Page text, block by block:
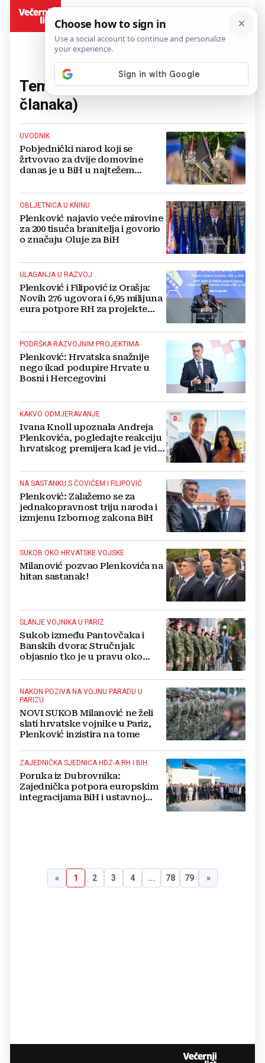
Tema:Andrej Plenković(783
članaka)
UVODNIK
Pobjednički narod koji se
žrtvovao za dvije domovine
danas je u BiH u najtežem
OBLJETNICA U KNINU
Plenković najavio veće mirovine
za 200 tisuća branitelja i govorio
o značaju Oluje za BiH
ULAGANJA U RAZVOJ
Plenković i Filipović iz Orašja:
Novih 276 ugovora i 6,95 milijuna
eura potpore RH za projekte
PODRŠKA RAZVOJNIM PROJEKTIMA
Plenković: Hrvatska snažnije
nego ikad podupire Hrvate u
Bosni i Hercegovini
KAKVO ODMJERAVANJE
Ivana Knoll upoznala Andreja
Plenkovića, pogledajte reakciju
hrvatskog premijera kad je vidio
NA SASTANKU S ČOVIĆEM I FILIPOVIĆ
Plenković: Zalažemo se za
jednakopravnost triju naroda i
izmjenu Izbornog zakona BiH
SUKOB OKO HRVATSKE VOJSKE
Milanović pozvao Plenkovića na
hitan sastanak!
SLANJE VOJNIKA U PARIZ
Sukob između Pantovčaka i
Banskih dvora: Stručnjak
objasnio tko je u pravu oko
NAKON POZIVA NA VOJNU PARADU U
PARIZU
NOVI SUKOB Milanović ne želi
slati hrvatske vojnike u Pariz,
Plenković inzistira na tome
ZAJEDNIČKA SJEDNICA HDZ-A RH I BIH
Poruka iz Dubrovnika:
Zajednička potpora europskim
integracijama BiH i ustavnoj
« 1 2 3 4 ... 78 79 »